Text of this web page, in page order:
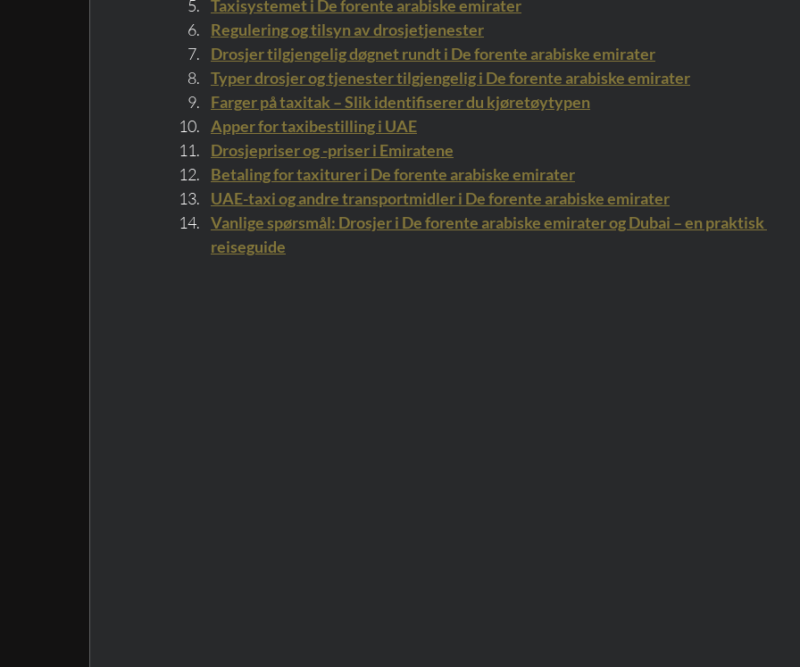
Taxisystemet i De forente arabiske emirater
Regulering og tilsyn av drosjetjenester
Drosjer tilgjengelig døgnet rundt i De forente arabiske emirater
Typer drosjer og tjenester tilgjengelig i De forente arabiske emirater
Farger på taxitak – Slik identifiserer du kjøretøytypen
Apper for taxibestilling i UAE
Drosjepriser og -priser i Emiratene
Betaling for taxiturer i De forente arabiske emirater
UAE-taxi og andre transportmidler i De forente arabiske emirater
Vanlige spørsmål: Drosjer i De forente arabiske emirater og Dubai – en praktisk
reiseguide